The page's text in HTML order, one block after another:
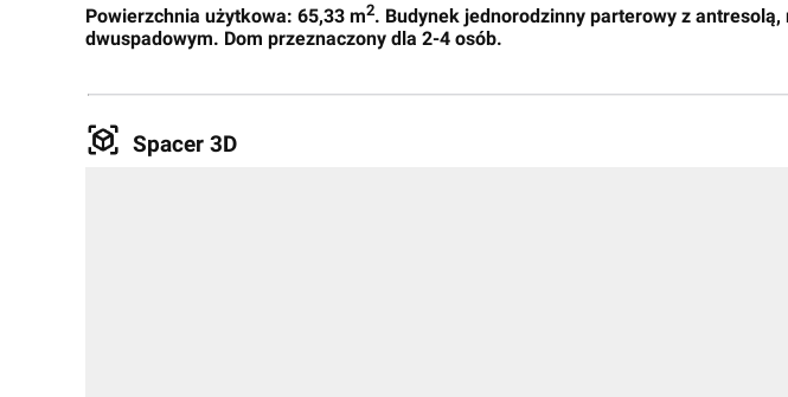
Powierzchnia użytkowa: 65,33 m2. Budynek jednorodzinny parterowy z
dwuspadowym. Dom przeznaczony dla 2-4 osób.
Spacer 3D